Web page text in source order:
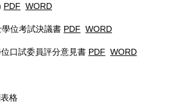
PDF WORD
位考試決議書 PDF WORD
口試委員評分意見書 PDF WORD
格